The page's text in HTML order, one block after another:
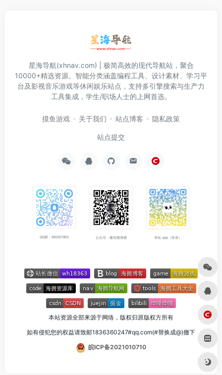
星海导航(xhnav.com) | 极简高效的现代导航站，聚合
10000+精选资源。智能分类涵盖编程工具、设计素材、学习平
台及影视音乐游戏等休闲娱乐站点，支持多引擎搜索与生产力
工具集成，学生/职场人士的上网首选。
摸鱼游戏 关于我们 站点博客 隐私政策
站点提交
QQ群：682921902 公众号：微信搜海拥 本站 app（安卓）
本站资源全部来源于网络，版权归原版权方所有
如有侵犯您的权益请致邮1836360247#qq.com(#替换成@)撤下
皖ICP备2021010710